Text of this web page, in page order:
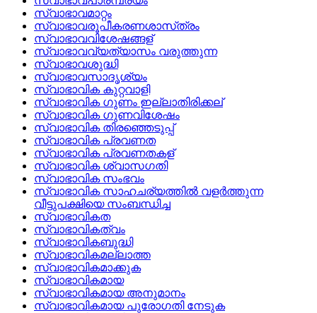
സ്വാഭാവമാറ്റം
സ്വാഭാവരൂപീകരണശാസ്‌ത്രം
സ്വാഭാവവിശേഷങ്ങള്
സ്വാഭാവവ്യത്യാസം വരുത്തുന്ന
സ്വാഭാവശുദ്ധി
സ്വാഭാവസാദൃശ്യം
സ്വാഭാവിക കുറ്റവാളി
സ്വാഭാവിക ഗുണം ഇല്ലാതിരിക്കല്
സ്വാഭാവിക ഗുണവിശേഷം
സ്വാഭാവിക തിരഞ്ഞെടുപ്പ്
സ്വാഭാവിക പ്രവണത
സ്വാഭാവിക പ്രവണതകള്
സ്വാഭാവിക ശ്വാസഗതി
സ്വാഭാവിക സംഭവം
സ്വാഭാവിക സാഹചര്യത്തില്‍ വളര്‍ത്തുന്ന
വീട്ടുപക്ഷിയെ സംബന്ധിച്ച
സ്വാഭാവികത
സ്വാഭാവികത്വം
സ്വാഭാവികബുദ്ധി
സ്വാഭാവികമല്ലാത്ത
സ്വാഭാവികമാക്കുക
സ്വാഭാവികമായ
സ്വാഭാവികമായ അനുമാനം
സ്വാഭാവികമായ പുരോഗതി നേടുക